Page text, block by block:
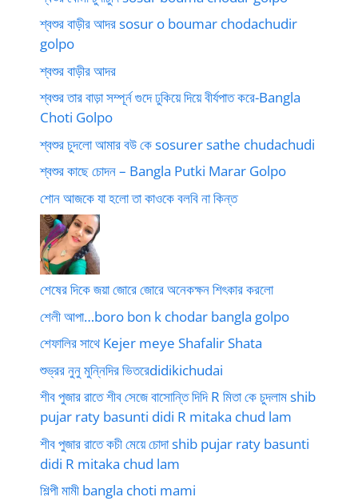
শ্বশুর বাড়ীর আদর sosur o boumar chodachudir
golpo
শ্বশুর বাড়ীর আদর
শ্বশুর তার বাড়া সম্পূর্ন গুদে ঢুকিয়ে দিয়ে বীর্যপাত করে-Bangla
Choti Golpo
শ্বশুর চুদলো আমার বউ কে sosurer sathe chudachudi
শ্বশুর কাছে চোদন – Bangla Putki Marar Golpo
শোন আজকে যা হলো তা কাওকে বলবি না কিন্ত
শেষের দিকে জয়া জোরে জোরে অনেকক্ষন শিৎকার করলো
শেলী আপা…boro bon k chodar bangla golpo
শেফালির সাথে Kejer meye Shafalir Shata
শুভ্রর নুনু মুন্নিদির ভিতরেdidikichudai
শীব পুজার রাতে শীব সেজে বাসোন্তি দিদি R মিতা কে চুদলাম shib
pujar raty basunti didi R mitaka chud lam
শীব পুজার রাতে কচী মেয়ে চোদা shib pujar raty basunti
didi R mitaka chud lam
শিল্পী মামী bangla choti mami